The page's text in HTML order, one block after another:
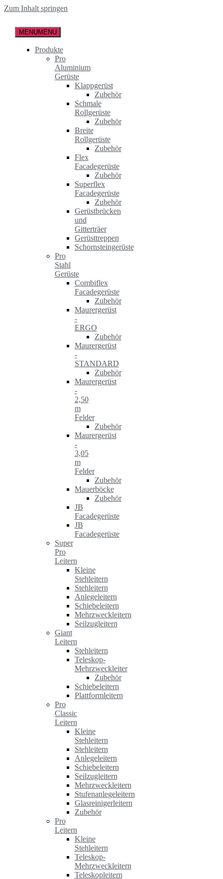
Zum Inhalt springen
MENUMENU
Produkte
Pro
Aluminium
Gerüste
Klappgerüst
Zubehör
Schmale
Rollgerüste
Zubehör
Breite
Rollgerüste
Zubehör
Flex
Facadegerüste
Zubehör
Superflex
Facadegerüste
Zubehör
Gerüstbrücken
und
Gitterträer
Gerüsttreppen
Schornsteingerüste
Pro
Stahl
Gerüste
Combiflex
Facadegerüste
Zubehör
Maurergerüst
-
ERGO
Zubehör
Maurergerüst
-
STANDARD
Zubehör
Maurergerüst
-
2,50
m
Felder
Zubehör
Maurergerüst
-
3,05
m
Felder
Zubehör
Mauerböcke
Zubehör
JB
Facadegerüste
JB
Facadegerüste
Super
Pro
Leitern
Kleine
Stehleitern
Stehleitern
Anlegeleitern
Schiebeleitern
Mehrzweckleitern
Seilzugleitern
Giant
Leitern
Stehleitern
Teleskop-
Mehrzweckleiter
Zubehör
Schiebeleitern
Plattformleitern
Pro
Classic
Leitern
Kleine
Stehleitern
Stehleitern
Anlegeleitern
Schiebeleitern
Seilzugleitern
Mehrzweckleitern
Stufenanlegeleitern
Glasreinigerleitern
Zubehör
Pro
Leitern
Kleine
Stehleitern
Teleskop-
Mehrzweckleitern
Teleskopleitern